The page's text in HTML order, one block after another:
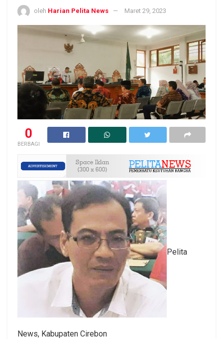
oleh Harian Pelita News Maret 29, 2023
0
BERBAGI
Pelita
News, Kabupaten Cirebon